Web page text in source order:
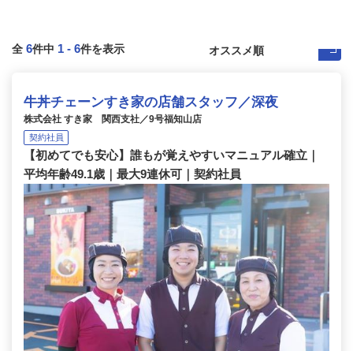
全 6件中 1 - 6件を表示
牛丼チェーンすき家の店舗スタッフ／深夜
株式会社 すき家 関西支社／9号福知山店
契約社員
【初めてでも安心】誰もが覚えやすいマニュアル確立｜
平均年齢49.1歳｜最大9連休可｜契約社員